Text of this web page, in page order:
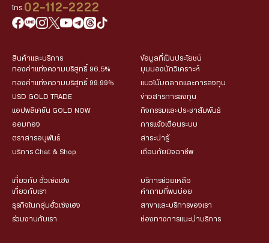
โทร. 02-112-2222
สินค้าและบริการ
ทองคำแท่งความบริสุทธิ์ 96.5%
ทองคำแท่งความบริสุทธิ์ 99.99%
USD GOLD TRADE
แอปพลิเคชัน GOLD NOW
ออมทอง
ตราสารอนุพันธ์
บริการ Chat & Shop
ข้อมูลที่เป็นประโยชน์
มุมมองนักวิเคราะห์
แนวโน้มตลาดและการลงทุน
ข่าวสารการลงทุน
กิจกรรมและประชาสัมพันธ์
การแจ้งเตือนระบบ
สาระน่ารู้
เตือนภัยมิจฉาชีพ
เกี่ยวกับ ฮั่วเซ่งเฮง
เกี่ยวกับเรา
ธุรกิจในกลุ่มฮั่วเซ่งเฮง
ร่วมงานกับเรา
บริการช่วยเหลือ
คำถามที่พบบ่อย
สาขาและบริการของเรา
ช่องทางการแนะนำบริการ